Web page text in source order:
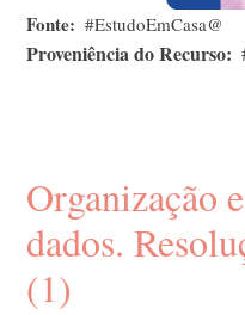
Fonte #EstudoEmCasa@
Proveniência do Recurso
Organização
dados.
(1)